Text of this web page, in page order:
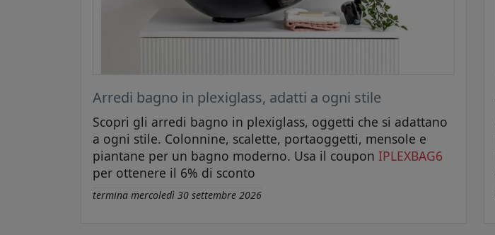
Arredi bagno in plexiglass, adatti a ogni stile
Scopri gli arredi bagno in plexiglass, oggetti che si adattano
a ogni stile. Colonnine, scalette, portaoggetti, mensole e
piantane per un bagno moderno. Usa il coupon IPLEXBAG6
per ottenere il 6% di sconto
termina mercoledì 30 settembre 2026